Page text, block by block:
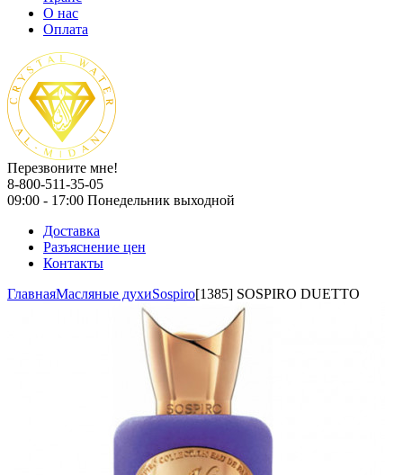
О нас
Оплата
Перезвоните мне!
8-800-511-35-05
09:00 - 17:00 Понедельник выходной
Доставка
Разъяснение цен
Контакты
ГлавнаяМасляные духиSospiro[1385] SOSPIRO DUETTO